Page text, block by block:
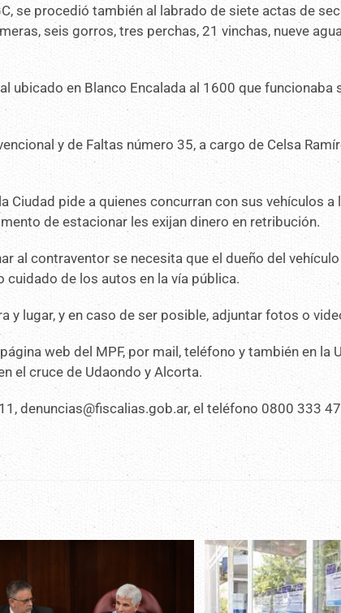
se procedió también al labrado de siete actas de
seis gorros, tres perchas, 21 vinchas, nueve
ubicado en Blanco Encalada al 1600 que funcionaba
y de Faltas número 35, a cargo de Celsa
Ciudad pide a quienes concurran con sus vehículos a
de estacionar les exijan dinero en retribución.
al contraventor se necesita que el dueño del
de los autos en la vía pública.
y lugar, y en caso de ser posible, adjuntar fotos o
web del MPF, por mail, teléfono y también en la
el cruce de Udaondo y Alcorta.
denuncias@fiscalias.gob.ar, el teléfono 0800 333